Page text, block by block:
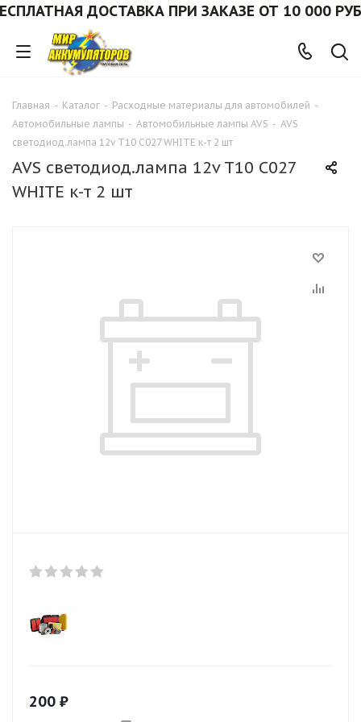
ДОСТАВКА ПРИ ЗАКАЗЕ ОТ 10 000 РУБ.
Главная - Каталог - Расходные материалы для автомобилей -
Автомобильные лампы - Автомобильные лампы AVS - AVS
светодиод.лампа 12v T10 C027 WHITE к-т 2 шт
AVS светодиод.лампа 12v T10 C027
WHITE к-т 2 шт
200 ₽